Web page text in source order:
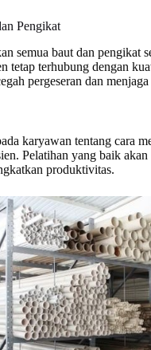
Pengikat
semua baut dan pengikat
tetap terhubung dengan
pergeseran dan
karyawan tentang cara
Pelatihan yang baik
produktivitas.